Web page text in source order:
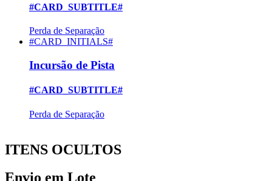
#CARD_SUBTITLE#
Perda de Separação
#CARD_INITIALS#
Incursão de Pista
#CARD_SUBTITLE#
Perda de Separação
ITENS OCULTOS
Envio em Lote